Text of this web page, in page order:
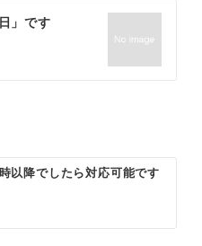
」です
以降でしたら対応可能です